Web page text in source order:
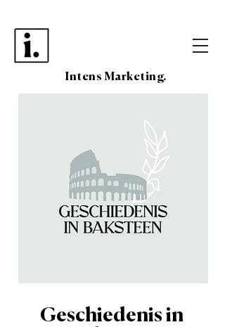
Intens Marketing.
Geschiedenis in